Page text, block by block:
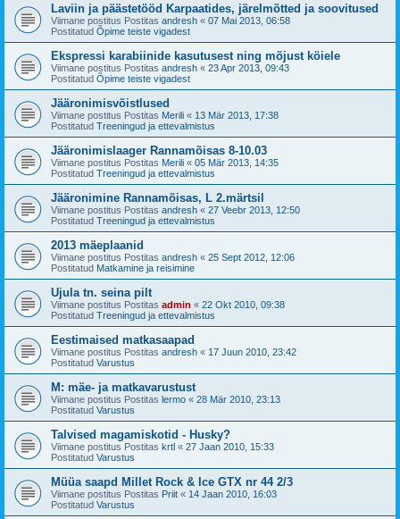
Laviin ja päästetööd Karpaatides, järelmõtted ja soovitused
Viimane postitus Postitas andresh « 07 Mai 2013, 06:58
Postitatud Õpime teiste vigadest
Ekspressi karabiinide kasutusest ning mõjust köiele
Viimane postitus Postitas andresh « 23 Apr 2013, 09:43
Postitatud Õpime teiste vigadest
Jääronimisvõistlused
Viimane postitus Postitas Merili « 13 Mär 2013, 17:38
Postitatud Treeningud ja ettevalmistus
Jääronimislaager Rannamõisas 8-10.03
Viimane postitus Postitas Merili « 05 Mär 2013, 14:35
Postitatud Treeningud ja ettevalmistus
Jääronimine Rannamõisas, L 2.märtsil
Viimane postitus Postitas andresh « 27 Veebr 2013, 12:50
Postitatud Treeningud ja ettevalmistus
2013 mäeplaanid
Viimane postitus Postitas andresh « 25 Sept 2012, 12:06
Postitatud Matkamine ja reisimine
Ujula tn. seina pilt
Viimane postitus Postitas admin « 22 Okt 2010, 09:38
Postitatud Treeningud ja ettevalmistus
Eestimaised matkasaapad
Viimane postitus Postitas andresh « 17 Juun 2010, 23:42
Postitatud Varustus
M: mäe- ja matkavarustust
Viimane postitus Postitas lermo « 28 Mär 2010, 23:13
Postitatud Varustus
Talvised magamiskotid - Husky?
Viimane postitus Postitas krtl « 27 Jaan 2010, 15:33
Postitatud Varustus
Müüa saapd Millet Rock & Ice GTX nr 44 2/3
Viimane postitus Postitas Priit « 14 Jaan 2010, 16:03
Postitatud Varustus